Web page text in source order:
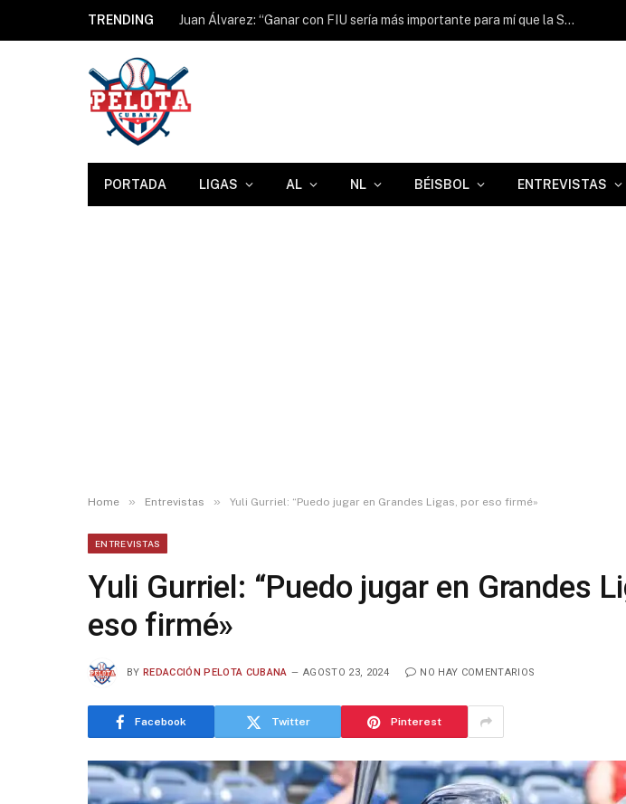
TRENDING Juan Álvarez: “Ganar con FIU sería más importante para mí que la Serie Mundial de 2003”
PORTADA LIGAS AL NL BÉISBOL ENTREVISTAS
Home » Entrevistas » Yuli Gurriel: “Puedo jugar en Grandes Ligas, por eso firmé»
ENTREVISTAS
Yuli Gurriel: “Puedo jugar en Grandes
eso firmé»
BY REDACCIÓN PELOTA CUBANA AGOSTO 23, 2024 NO HAY COMENTARIOS
Facebook Twitter Pinterest